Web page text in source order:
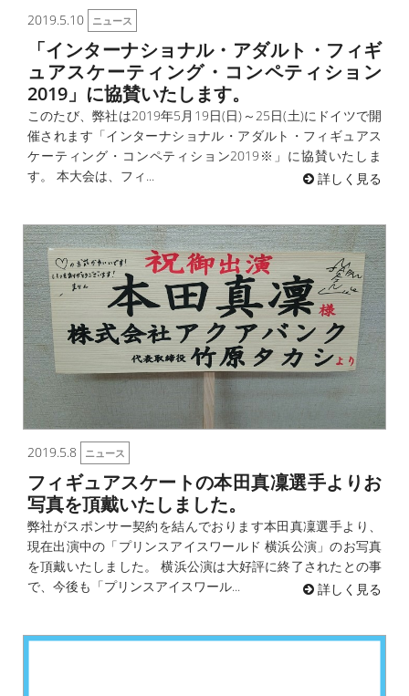
2019.5.10 ニュース
「インターナショナル・アダルト・フィギ
ュアスケーティング・コンペティション
2019」に協賛いたします。
このたび、弊社は2019年5月19日(日)～25日(土)にドイツで開
催されます「インターナショナル・アダルト・フィギュアス
ケーティング・コンペティション2019※」に協賛いたしま
す。 本大会は、フィ...
詳しく見る
2019.5.8 ニュース
フィギュアスケートの本田真凜選手よりお
写真を頂戴いたしました。
弊社がスポンサー契約を結んでおります本田真凜選手より、
現在出演中の「プリンスアイスワールド 横浜公演」のお写真
を頂戴いたしました。 横浜公演は大好評に終了されたとの事
で、今後も「プリンスアイスワール...
詳しく見る